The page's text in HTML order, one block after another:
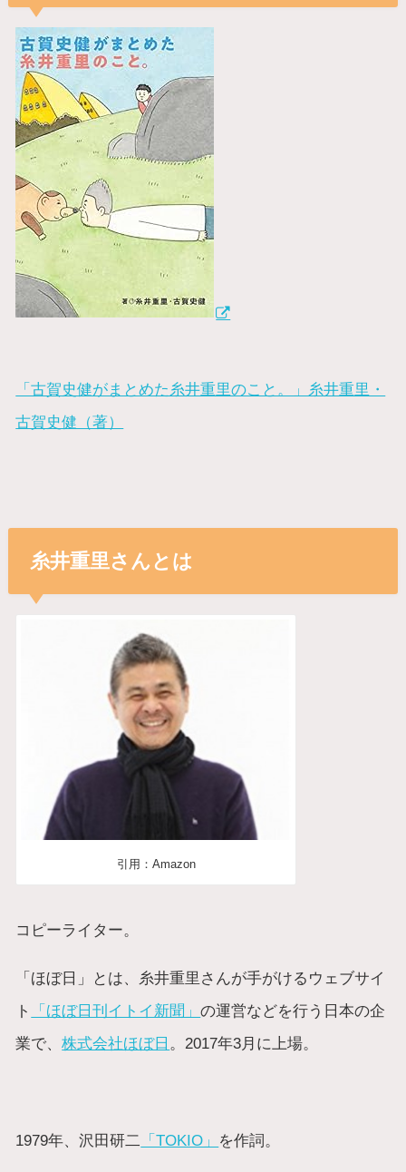
「古賀史健がまとめた糸井重里のこと。」糸井重里・
古賀史健（著）
糸井重里さんとは
引用：Amazon
コピーライター。
「ほぼ日」とは、糸井重里さんが手がけるウェブサイ
ト
「ほぼ日刊イトイ新聞」の運営などを行う日本の企
業で、株式会社ほぼ日 。2017年3月に上場。
1979年、沢田研二 「TOKIO」 を作詞。